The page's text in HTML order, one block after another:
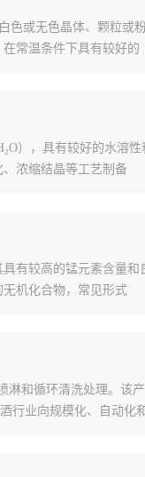
色或无色晶体、颗粒或
常温条件下具有较好的
），具有较好的水溶
浓缩结晶等工艺制备
有较高的锰元素含量
机化合物，常见形式
和循环清洗处理。该
行业向规模化、自动化